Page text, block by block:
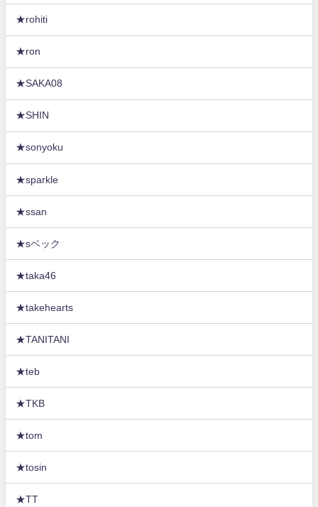
★rohiti
★ron
★SAKA08
★SHIN
★sonyoku
★sparkle
★ssan
★sベック
★taka46
★takehearts
★TANITANI
★teb
★TKB
★tom
★tosin
★TT